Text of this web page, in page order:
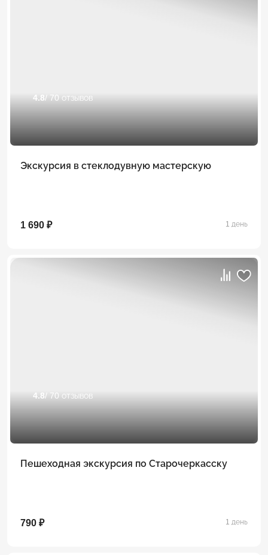
4.8/ 70 отзывов
Экскурсия в стеклодувную мастерскую
1 690 ₽ 1 день
4.8/ 70 отзывов
Пешеходная экскурсия по Старочеркасску
790 ₽ 1 день